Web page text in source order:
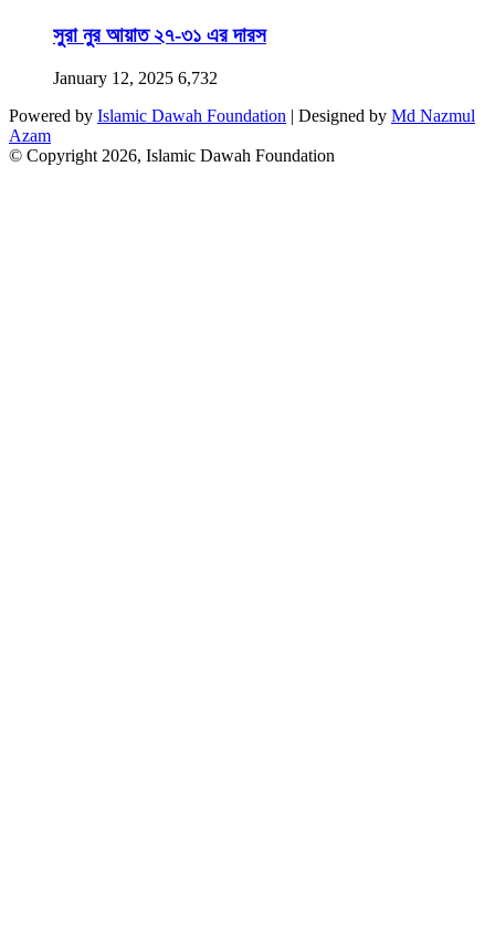
সুরা নুর আয়াত ২৭-৩১ এর দারস
January 12, 2025 6,732
Powered by Islamic Dawah Foundation | Designed by Md Nazmul
Azam
© Copyright 2026, Islamic Dawah Foundation